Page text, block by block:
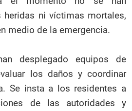
heridas ni víctimas mortales,
medio de la emergencia.
desplegado equipos de
los daños y coordinar
Se insta a los residentes a
de las autoridades y